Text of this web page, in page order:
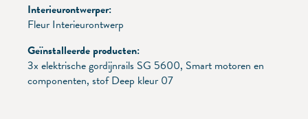
Interieurontwerper:
Fleur Interieurontwerp
Geïnstalleerde producten:
3x elektrische gordijnrails SG 5600, Smart motoren en
componenten, stof Deep kleur 07